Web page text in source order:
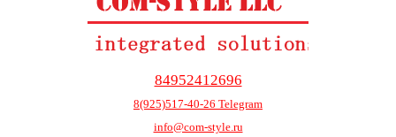
84952412696
8(925)517-40-26 Telegram
info@com-style.ru